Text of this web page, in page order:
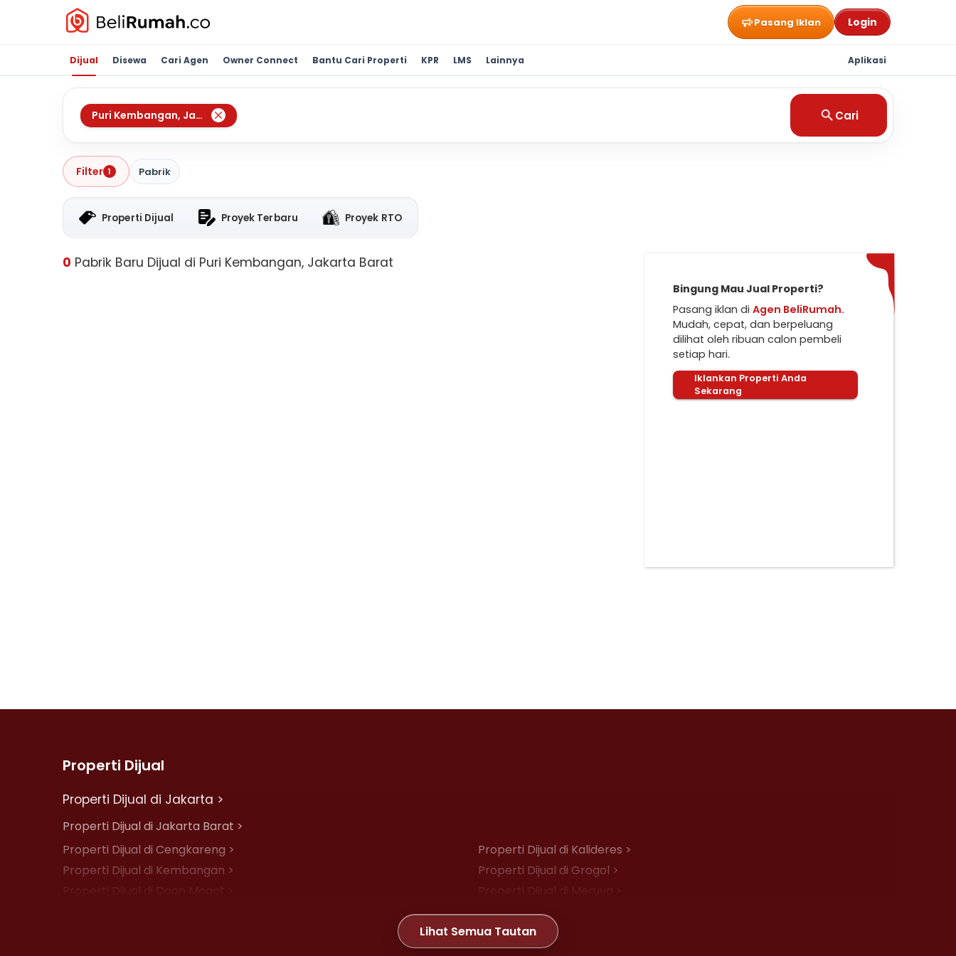
Pasang Iklan Login
Dijual Disewa Cari Agen Owner Connect Bantu Cari Properti KPR LMS Lainnya Aplikasi
Puri Kembangan, Jakarta Barat Cari
Filter 1 Pabrik
Properti Dijual Proyek Terbaru Proyek RTO
0 Pabrik Baru Dijual di Puri Kembangan, Jakarta Barat
Bingung Mau Jual Properti?
Pasang iklan di Agen BeliRumah.
Mudah, cepat, dan berpeluang
dilihat oleh ribuan calon pembeli
setiap hari.
Iklankan Properti Anda
Sekarang
Properti Dijual
Properti Dijual di Jakarta >
Properti Dijual di Jakarta Barat >
Properti Dijual di Cengkareng >
Properti Dijual di Kalideres >
Properti Dijual di Kembangan >
Properti Dijual di Grogol >
Properti Dijual di Daan Mogot >
Properti Dijual di Meruya >
Properti Dijual di Joglo >
Lihat Semua Tautan